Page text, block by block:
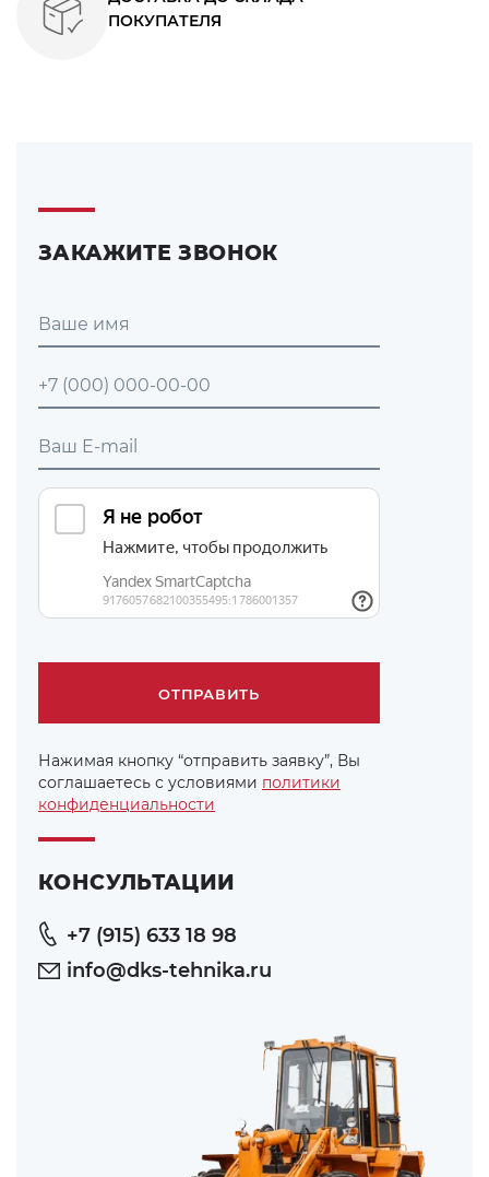
ПОКУПАТЕЛЯ
ЗАКАЖИТЕ ЗВОНОК
Нажимая кнопку “отправить заявку”, Вы
соглашаетесь с условиями политики
конфиденциальности
КОНСУЛЬТАЦИИ
+7 (915) 633 18 98
info@dks-tehnika.ru